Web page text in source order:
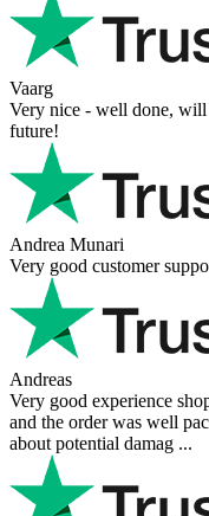
Vaarg
Very nice - well done, will
future!
Andrea Munari
Very good customer
Andreas
Very good experience
and the order was well
about potential damag ...